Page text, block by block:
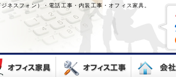
ネスフォン）・電話工事・内装工事・オフィス家具。